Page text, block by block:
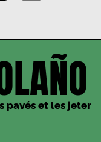
pavés et les jeter